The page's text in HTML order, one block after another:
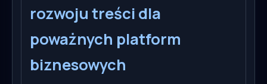
rozwoju treści dla
poważnych platform
biznesowych